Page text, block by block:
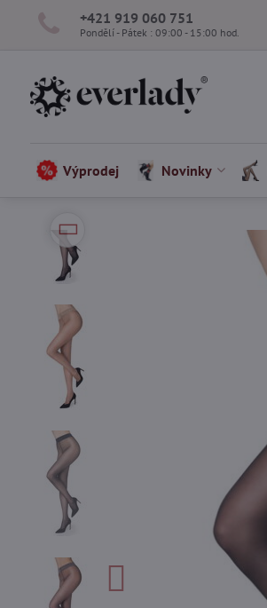
+421 919 060 751
Pondělí - Pátek : 09:00 - 15:00 hod.
Výprodej Novinky